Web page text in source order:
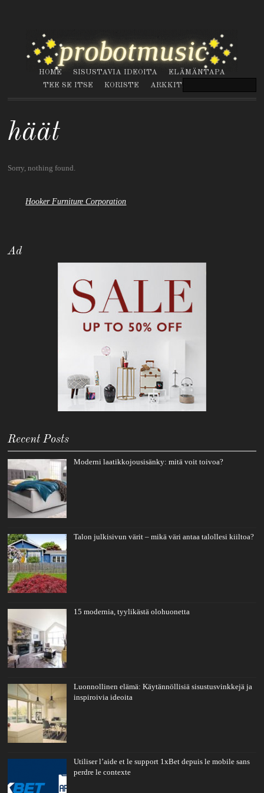
HOME SISUSTAVIA IDEOITA
ELÄMÄNTAPA
TEE SE ITSE
KORISTE ARKKITEHTUURI
häät
Sorry, nothing found.
Hooker Furniture Corporation
Ad
Recent Posts
Moderni laatikkojousisänky: mitä voit toivoa?
Talon julkisivun värit – mikä väri antaa talollesi kiiltoa?
15 modernia, tyylikästä olohuonetta
Luonnollinen elämä: Käytännöllisiä sisustusvinkkejä ja
inspiroivia ideoita
Utiliser l’aide et le support 1xBet depuis le mobile sans
perdre le contexte